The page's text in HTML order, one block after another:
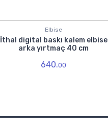
Elbise
İthal digital baskı kalem elbise
arka yırtmaç 40 cm
640.00